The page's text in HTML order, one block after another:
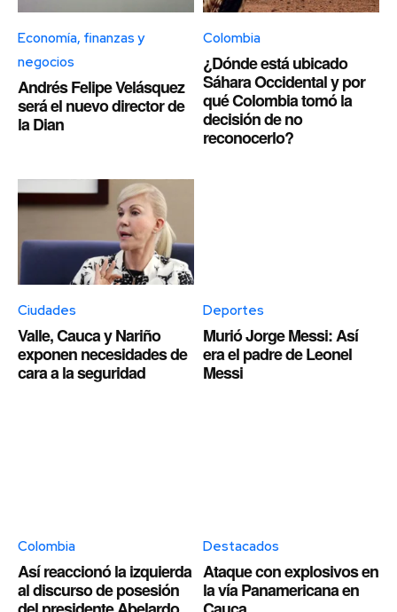
Economía, finanzas y
negocios
Andrés Felipe Velásquez
será el nuevo director de
la Dian
Colombia
¿Dónde está ubicado
Sáhara Occidental y por
qué Colombia tomó la
decisión de no
reconocerlo?
Ciudades
Valle, Cauca y Nariño
exponen necesidades de
cara a la seguridad
Deportes
Murió Jorge Messi: Así
era el padre de Leonel
Messi
Colombia
Así reaccionó la izquierda
al discurso de posesión
Destacados
Ataque con explosivos en
la vía Panamericana en